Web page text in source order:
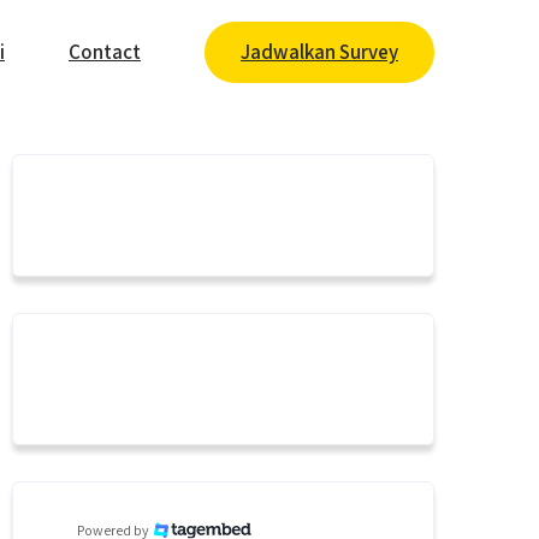
Contact Jadwalkan Survey
Powered by